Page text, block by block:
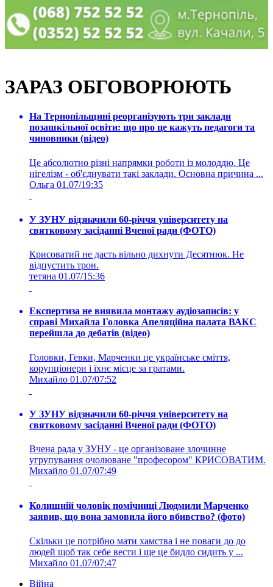
ЗАРАЗ ОБГОВОРЮЮТЬ
На Тернопільщині реорганізують три заклади
позашкільної освіти: що про це кажуть педагоги та
чиновники (відео)
Це абсолютно різні напрямки роботи із молоддю. Це
нігелізм - об'єднувати такі заклади. Основна причина ...
Ольга 01.07/19:35
У ЗУНУ відзначили 60-річчя університету на
святковому засіданні Вченої ради (ФОТО)
Крисоватий не дасть вільно дихнути Десятнюк. Не
відпустить трон.
тетяна 01.07/15:36
Експертиза не виявила монтажу аудіозаписів: у
справі Михайла Головка Апеляційна палата ВАКС
перейшла до дебатів (відео)
Головки, Гевки, Марченки це українське сміття,
корупціонери і їхнє місце за гратами.
Михайло 01.07/07:52
У ЗУНУ відзначили 60-річчя університету на
святковому засіданні Вченої ради (ФОТО)
Вчена рада у ЗУНУ - це організоване злочинне
угрупування очолюване "професором" КРИСОВАТИМ.
Михайло 01.07/07:49
Колишній чоловік помічниці Людмили Марченко
заявив, що вона замовила його вбивство? (фото)
Скільки це потрібно мати хамства і не поваги до до
людей щоб так себе вести і ще це бидло сидить у ...
Михайло 01.07/07:47
Війна